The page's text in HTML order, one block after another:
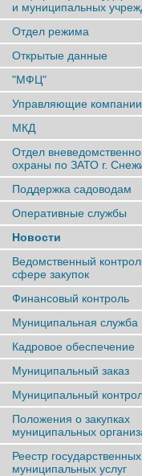
и муниципальных
Отдел режима
Открытые данные
"МФЦ"
Управляющие компании
МКД
Отдел
охраны по ЗАТО г.
Поддержка садоводам
Оперативные службы
Новости
Ведомственный
сфере закупок
Финансовый контроль
Муниципальная служба
Кадровое обеспечение
Муниципальный заказ
Муниципальный
Положения о закупках
муниципальных
Реестр
муниципальных услуг